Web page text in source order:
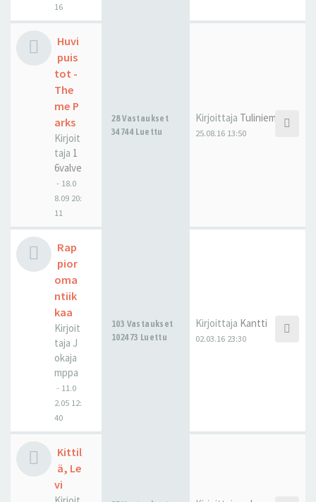
16
Huvi
puis
tot -
The
me P
arks
Kirjoit
taja 1
6valve
- 18.0
8.09 20:
11
28 Vastaukset
34744 Luettu
Kirjoittaja Tuliniemi
25.08.16 13:50
Rap
pior
oma
ntiik
kaa
Kirjoit
taja J
okaja
mppa
- 11.0
2.05 12:
40
103 Vastaukset
102473 Luettu
Kirjoittaja Kantti
02.03.16 23:30
Kittil
ä, Le
vi